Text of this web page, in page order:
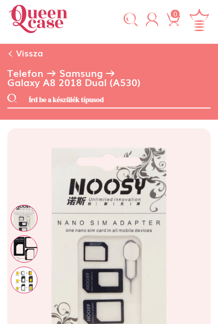
0
Vissza
Telefon Samsung
Galaxy A8 2018 Dual (A530)